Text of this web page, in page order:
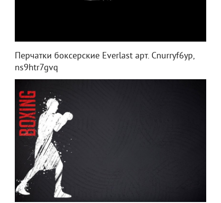
Перчатки боксерские Everlast арт. Cnurryf6yp,
ns9htr7gvq